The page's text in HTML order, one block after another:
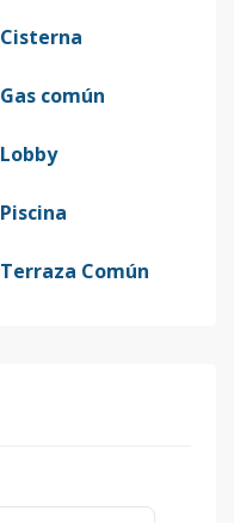
Cisterna
Gas común
Lobby
Piscina
Terraza Común